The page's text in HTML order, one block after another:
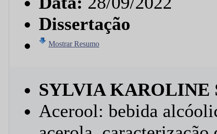
Dissertação
Mostrar Resumo
SYLVIA KAROLINE
Acerool: bebida